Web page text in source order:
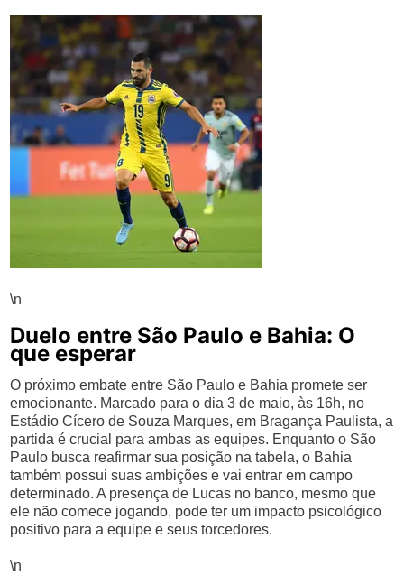
\n
Duelo entre São Paulo e Bahia: O
que esperar
O próximo embate entre São Paulo e Bahia promete ser
emocionante. Marcado para o dia 3 de maio, às 16h, no
Estádio Cícero de Souza Marques, em Bragança Paulista, a
partida é crucial para ambas as equipes. Enquanto o São
Paulo busca reafirmar sua posição na tabela, o Bahia
também possui suas ambições e vai entrar em campo
determinado. A presença de Lucas no banco, mesmo que
ele não comece jogando, pode ter um impacto psicológico
positivo para a equipe e seus torcedores.
\n